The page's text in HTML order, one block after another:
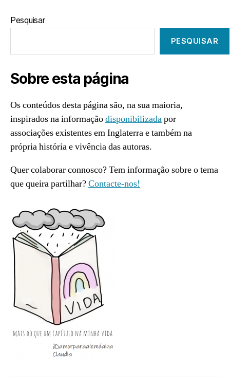
Pesquisar
PESQUISAR
Sobre esta página
Os conteúdos desta página são, na sua maioria,
inspirados na informaçãodisponibilizadapor
associações existentes em Inglaterra e também na
própria história e vivência das autoras.
Quer colaborar connosco? Tem informação sobre o tema
que queira partilhar?Contacte-nos!